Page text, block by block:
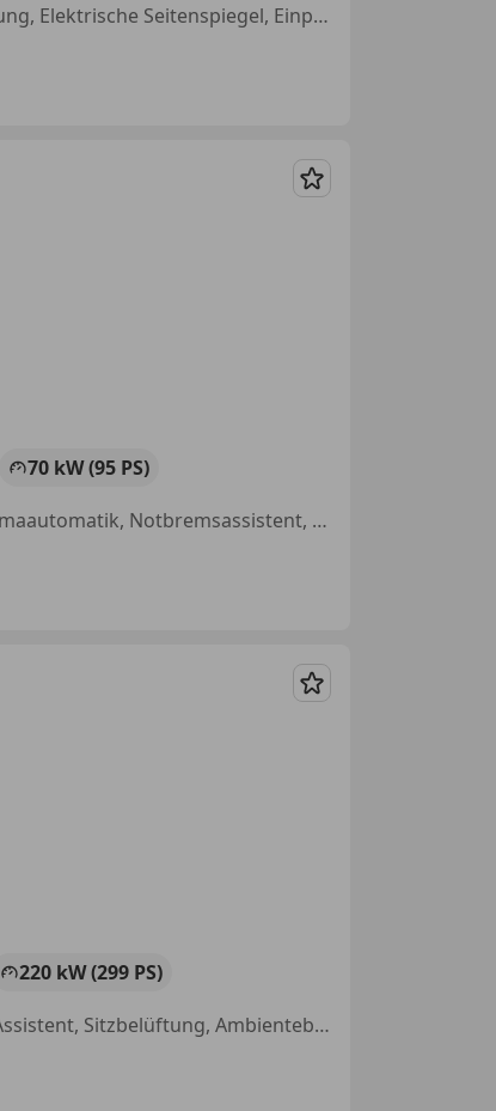
Elektrische Heckklappe, Einparkhilfe Sensoren vorne, Sportsitze, Sitzheizung, Elektrische Seitenspiegel, Einparkhilfe Rückfahrkamera, Scheckheftgepflegt, Alufelgen
Merken
70 kW (95 PS)
USB, Sitzheizung, Einparkhilfe Sensoren hinten, Regensensor, 2-Zonen-Klimaautomatik, Notbremsassistent, Sommerreifen, Freisprecheinrichtung
Merken
220 kW (299 PS)
Panoramadach, Radio, Beifahrerairbag, Beheizbares Lenkrad, Totwinkel-Assistent, Sitzbelüftung, Ambientebeleuchtung, Elektrische Fensterheber